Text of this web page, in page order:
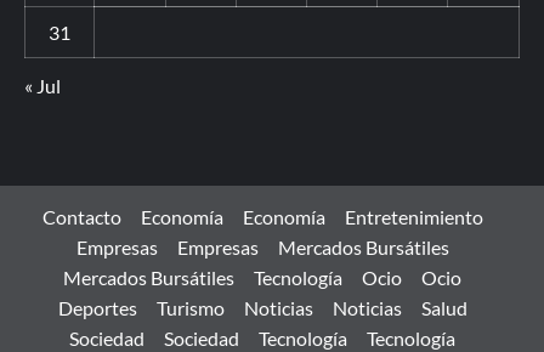
31
« Jul
Contacto Economía Economía
Entretenimiento
Empresas
Empresas
Mercados Bursátiles
Mercados Bursátiles
Tecnología Ocio
Ocio
Deportes
Turismo Noticias Noticias
Salud
Sociedad
Sociedad Tecnología Tecnología